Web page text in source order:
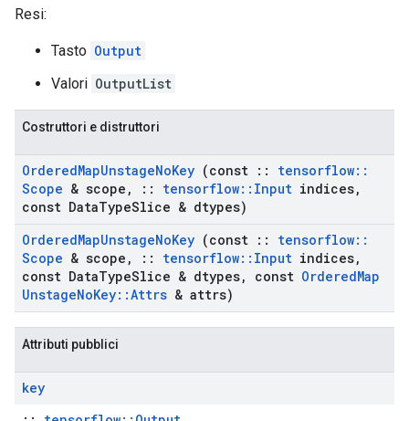
Resi:
Tasto Output
Valori OutputList
Costruttori e distruttori
OrderedMapUnstageNoKey (const :: tensorflow::
Scope & scope , :: tensorflow:: Input indices,
const DataTypeSlice & dtypes)
OrderedMapUnstageNoKey (const :: tensorflow::
Scope & scope , :: tensorflow:: Input indices,
const DataTypeSlice & dtypes, const OrderedMap
UnstageNoKey::Attrs & attrs)
Attributi pubblici
key